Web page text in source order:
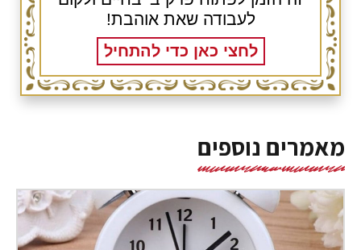
לעבודה שאת אוהבת!
לחצי כאן כדי להתחיל
קדימה להירשם!
מאמרים נוספים